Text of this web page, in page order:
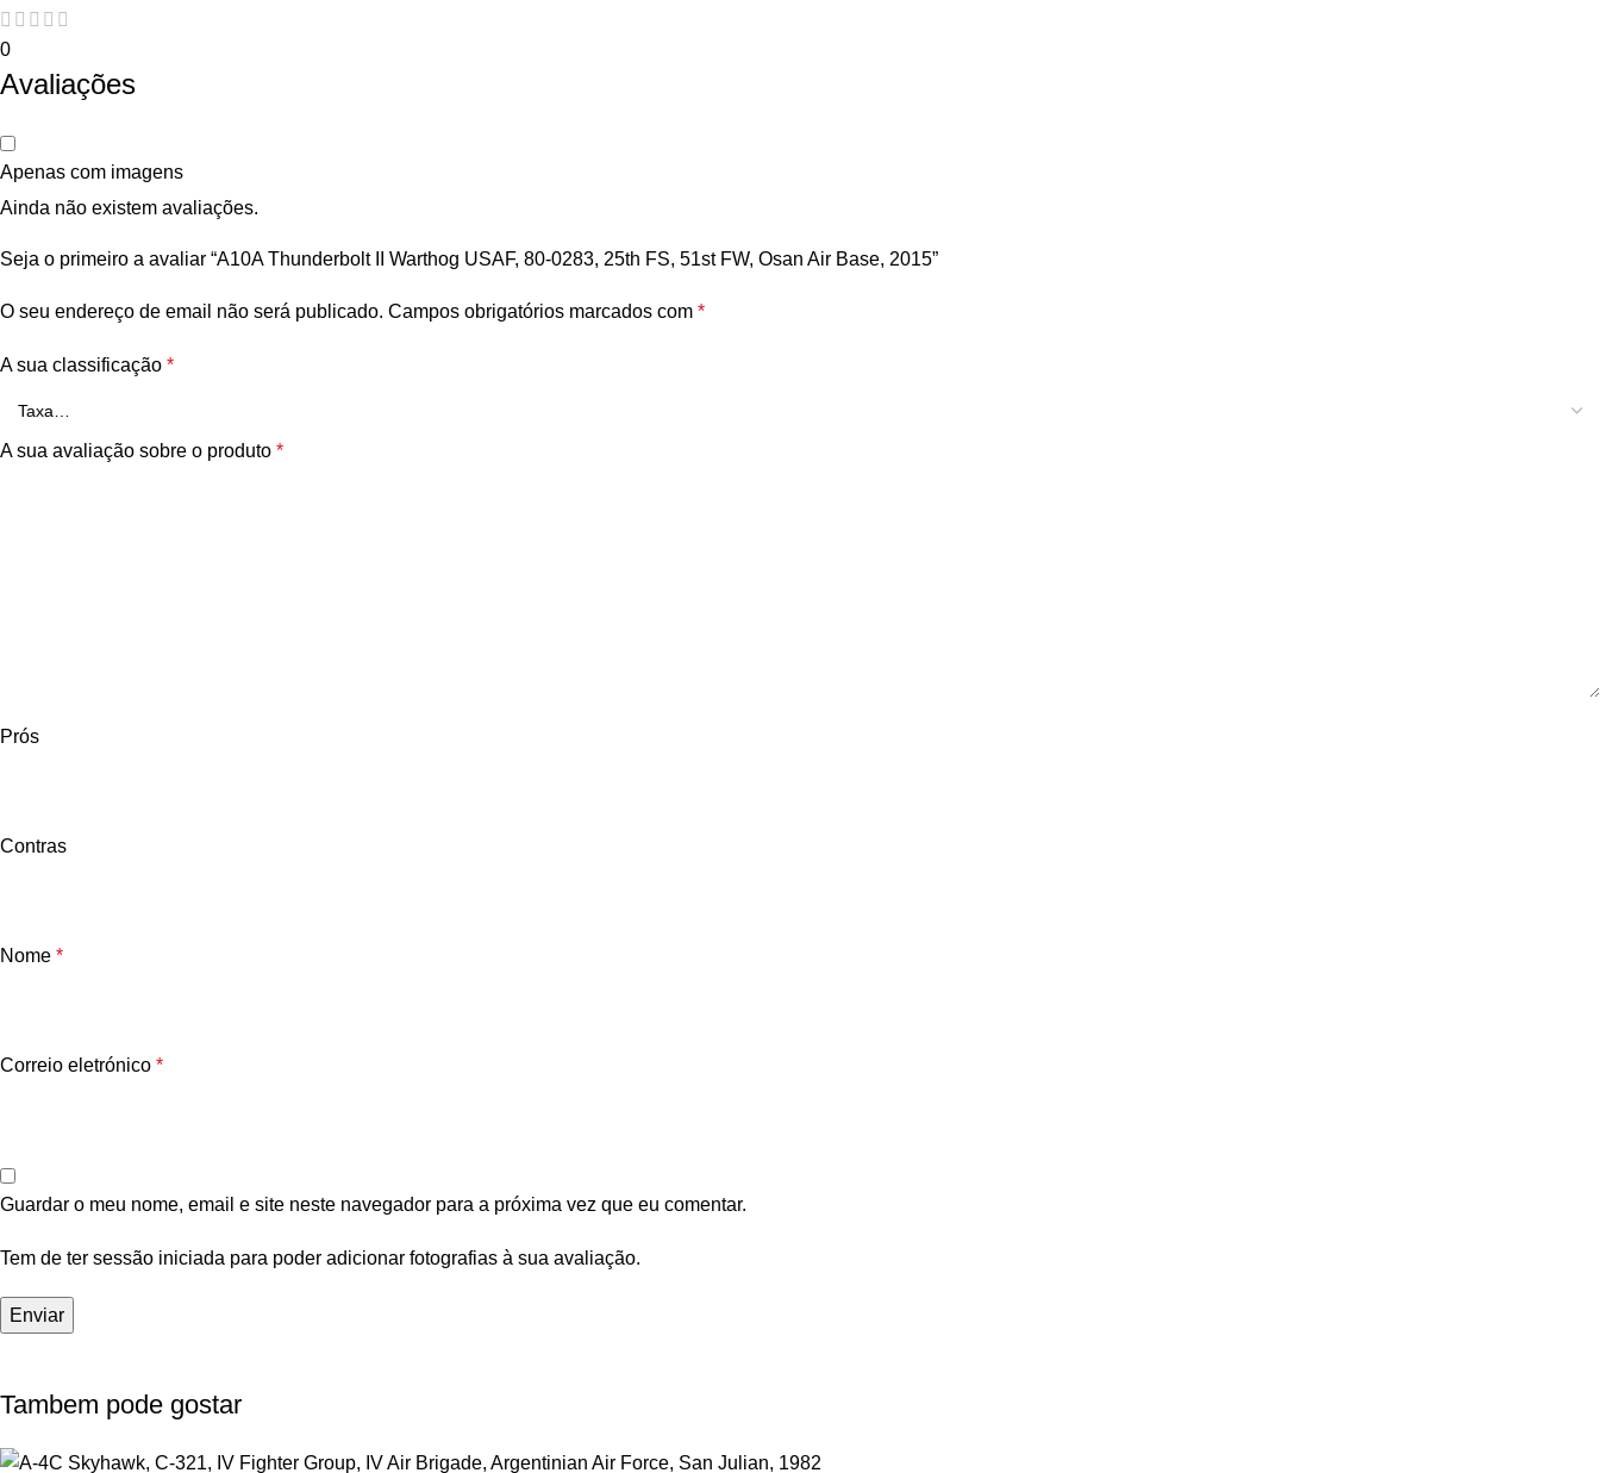
0
Avaliações
Apenas com imagens
Ainda não existem avaliações.
Seja o primeiro a avaliar “A10A Thunderbolt II Warthog USAF, 80-0283, 25th FS, 51st FW, Osan Air Base, 2015”
O seu endereço de email não será publicado. Campos obrigatórios marcados com *
A sua classificação *
A sua avaliação sobre o produto *
Prós
Contras
Nome *
Correio eletrónico *
Guardar o meu nome, email e site neste navegador para a próxima vez que eu comentar.
Tem de ter sessão iniciada para poder adicionar fotografias à sua avaliação.
Tambem pode gostar